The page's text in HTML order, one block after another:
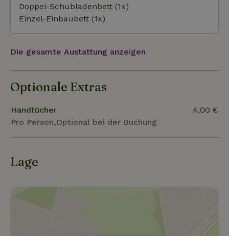
seinen vielen Kanälen, Brücken und Seen wird auch
das Venedig des Nordens genannt. Ein Besuch in
einem der alten Zuiderzeedörfer in der Nähe wie
lohnenswert. Lemmer ist übrigens ein beliebter
die friesische Seenplatte.
Doppel-Schubladenbett (1x)
Einzel-Einbaubett (1x)
Die gesamte Austattung anzeigen
Optionale Extras
Handtücher
Pro Person,Optional bei der Buchung
4,00 €
Lage